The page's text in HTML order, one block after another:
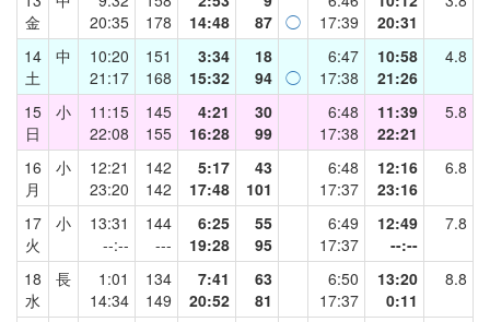
金
20:35
178
14:48
87 ◯
17:39
20:31
14
土
中
10:20
21:17
151
168
3:34
15:32
18
94 ◯
6:47
17:38
10:58
21:26
4.8
15
日
小
11:15
22:08
145
155
4:21
16:28
30
99
6:48
17:38
11:39
22:21
5.8
16
月
小
12:21
23:20
142
142
5:17
17:48
43
101
6:48
17:37
12:16
23:16
6.8
17
火
小
13:31
--:--
144
---
6:25
19:28
55
95
6:49
17:37
12:49
--:--
7.8
18
水
長
1:01
14:34
134
149
7:41
20:52
63
81
6:50
17:37
13:20
0:11
8.8